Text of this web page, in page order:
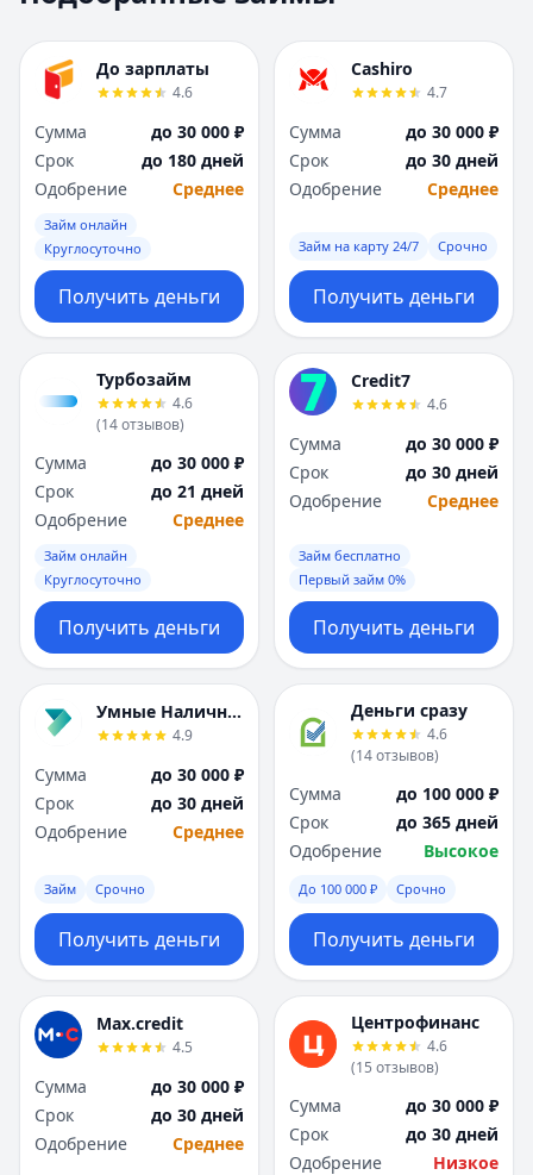
Н
Набережные Челны
Новокузнецк
Новосибирск
О
Оренбург
П
Пенза
Пермь
Ростов-на-Дону
Самара
Санкт-Петербург
Севастополь
Сочи
Сургут
Т
Тверь
Тольятти
Томск
Тула
Тюмень
Ульяновск
Уфа
Х
Хабаровск
Ч
Чебоксары
Челябинск
Чита
Я
Ярославль
Вся Россия
Н
Набережные
Новокузнецк
Новосибирск
О
Оренбург
П
Пенза
Пермь
Ростов-на-Дону
Самара
Санкт-Петербург
Севастополь
Сочи
Сургут
Т
Тверь
Тольятти
Томск
Тула
Тюмень
Ульяновск
Уфа
Х
Хабаровск
Ч
Чебоксары
Челябинск
Чита
Я
Ярославль
Вся Россия
До зарплаты
4.6
Сумма
до 30 000 ₽
Срок
до 180 дней
Одобрение
Среднее
Займ онлайн
Круглосуточно
Получить деньги
Cashiro
4.7
Сумма
до 30 000 ₽
Срок
до 30 дней
Одобрение
Среднее
Займ на карту 24/7 Срочно
Получить деньги
Турбозайм
4.6
(14отзывов)
Сумма
до 30 000 ₽
Срок
до 21 дней
Одобрение
Среднее
Займ онлайн
Круглосуточно
Получить деньги
Credit7
4.6
Сумма
до 30 000 ₽
Срок
до 30 дней
Одобрение
Среднее
Займ бесплатно
Первый займ 0%
Получить деньги
Умные Наличные
4.9
Сумма
до 30 000 ₽
Срок
до 30 дней
Одобрение
Среднее
Займ Срочно
Получить деньги
Деньги сразу
4.6
(14отзывов)
Сумма
до 100 000 ₽
Срок
до 365 дней
Одобрение
Высокое
До 100 000 ₽ Срочно
Получить деньги
Max.credit
4.5
Сумма
до 30 000 ₽
Срок
до 30 дней
Одобрение
Среднее
Центрофинанс
4.6
(15 отзывов)
Сумма
до 30 000 ₽
Срок
до 30 дней
Одобрение
Низкое